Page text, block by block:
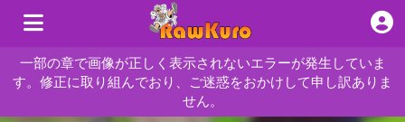
一部の章で画像が正しく表示されないエラーが発生していま
す。修正に取り組んでおり、ご迷惑をおかけして申し訳ありま
せん。